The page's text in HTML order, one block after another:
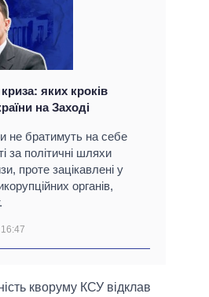
яких кроків
на Заході
не братимуть на себе
за політичні шляхи
проте зацікавлені у
органів,
кворуму КСУ відклав